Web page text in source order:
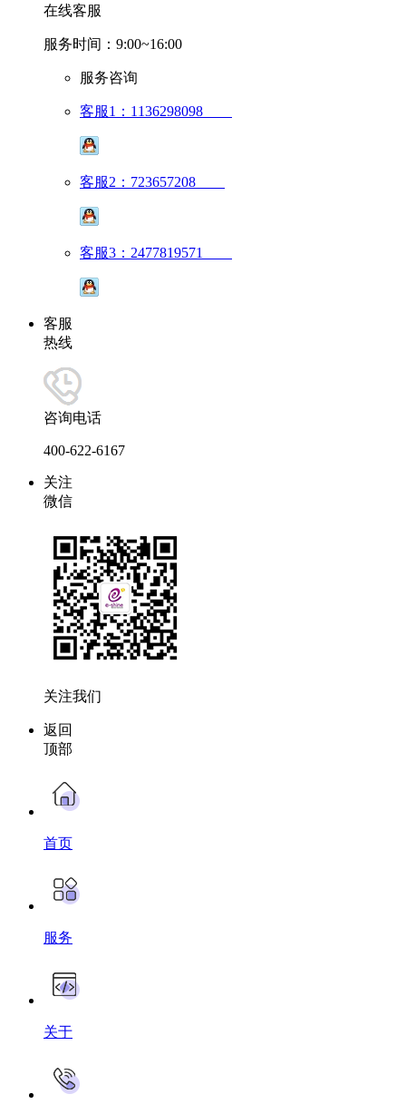
在线客服
服务时间：9:00~16:00
服务咨询
客服1：1136298098
客服2：723657208
客服3：2477819571
客服
热线
咨询电话
400-622-6167
关注
微信
关注我们
返回
顶部
首页
服务
关于